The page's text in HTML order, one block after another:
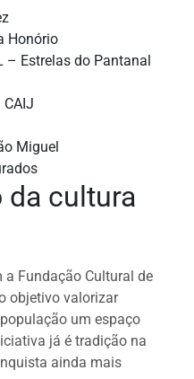
Honório
– Estrelas do Pantanal
CAIJ
Miguel
da cultura
a Fundação Cultural de
objetivo valorizar
um espaço
já é tradição na
ainda mais